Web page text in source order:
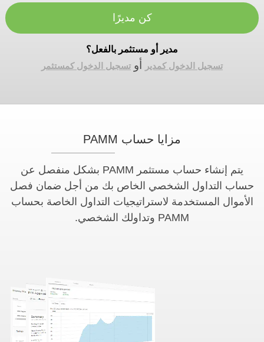
كن مديرًا
مدير أو مستثمر بالفعل؟
تسجيل الدخول كمدير
أو تسجيل الدخول كمستثمر
مزايا حساب PAMM
يتم إنشاء حساب مستثمر PAMM بشكل منفصل عن
حساب التداول الشخصي الخاص بك من أجل ضمان فصل
الأموال المستخدمة لاستراتيجيات التداول الخاصة بحساب
PAMM وتداولك الشخصي.